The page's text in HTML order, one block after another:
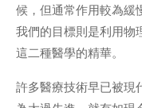
候，但通常作用較為緩
我們的目標則是利用物
這二種醫學的精華。
許多醫療技術早已被現